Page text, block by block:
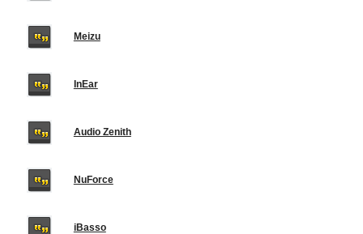
Meizu
InEar
Audio Zenith
NuForce
iBasso